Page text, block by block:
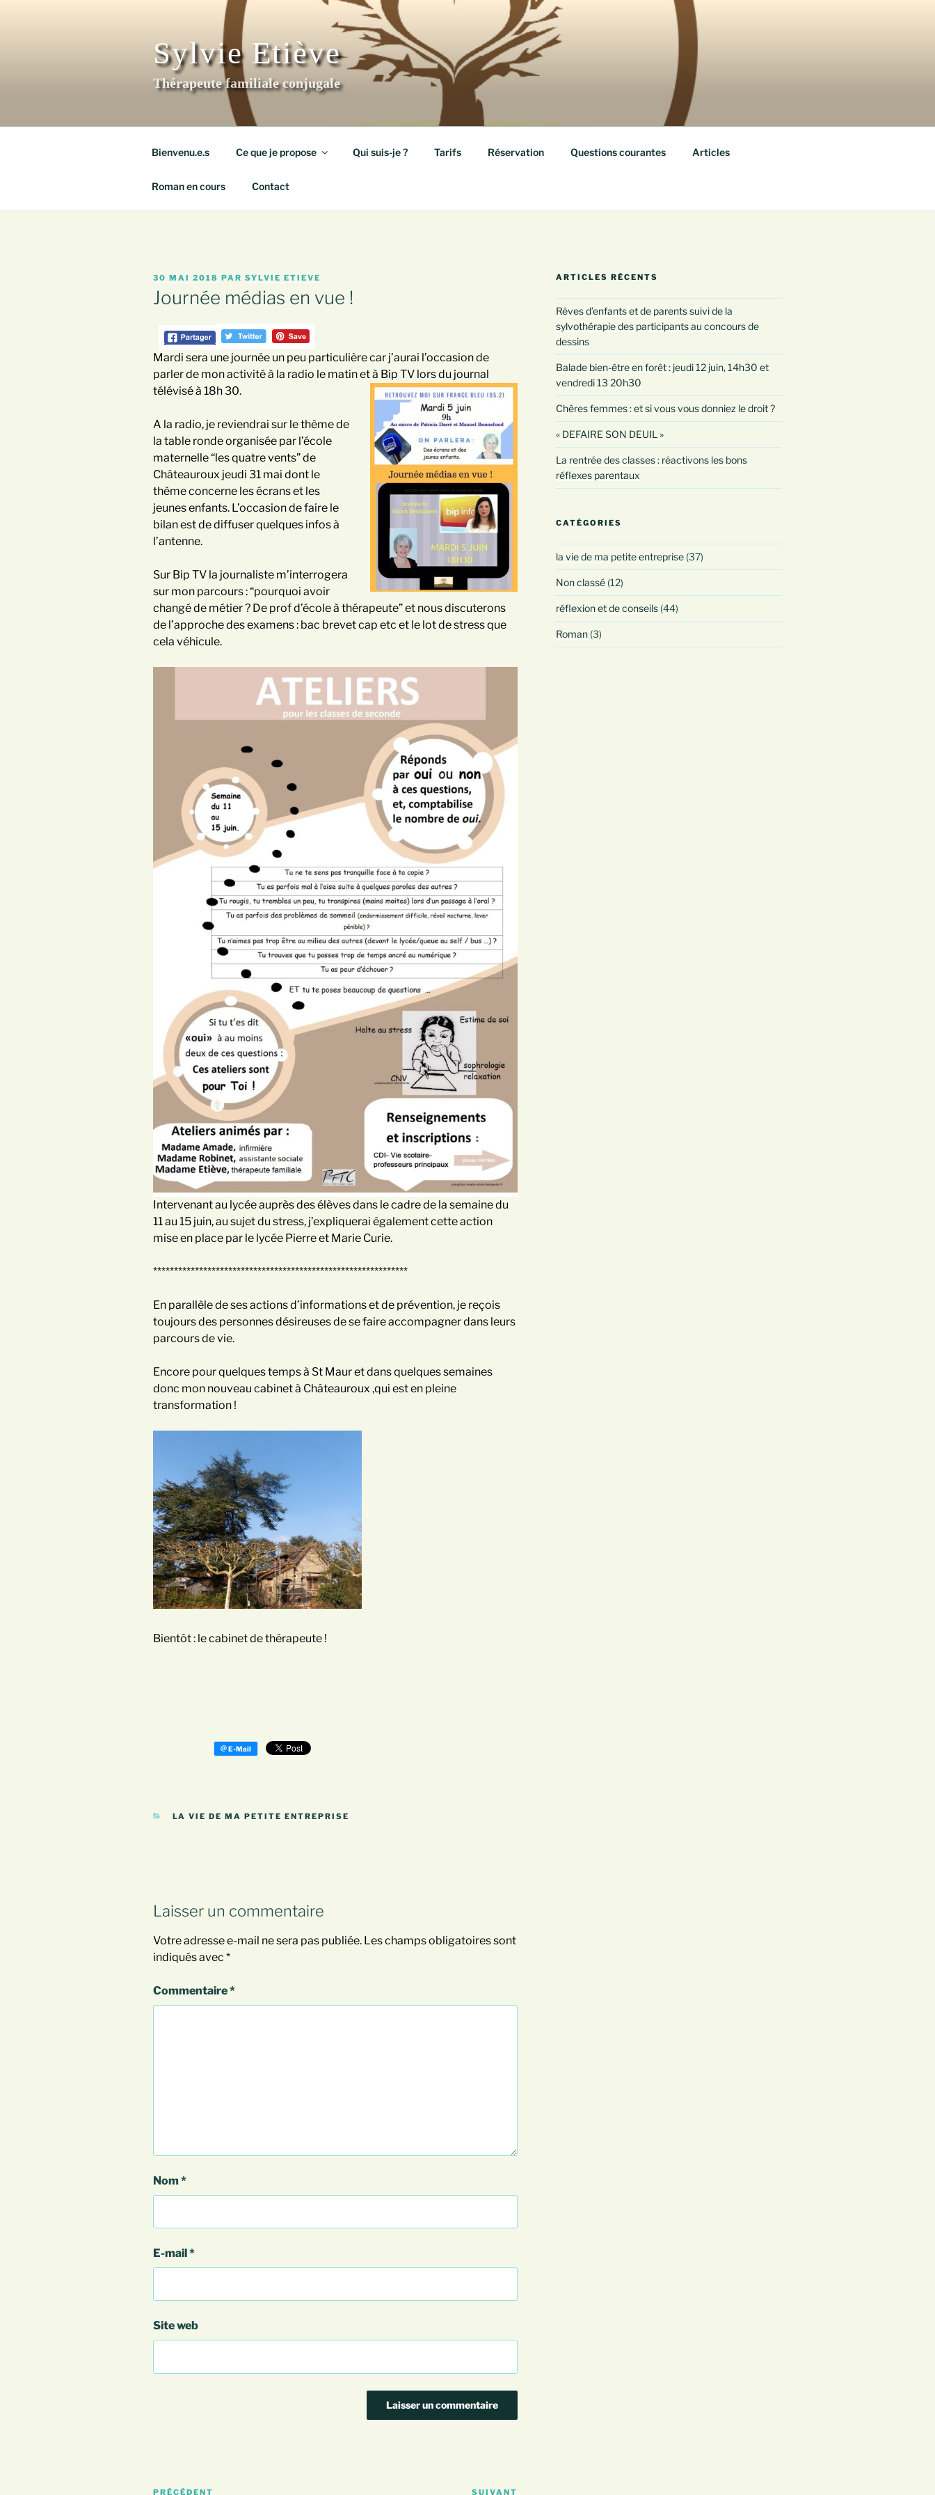
Sylvie Etiève
Thérapeute familiale conjugale
Bienvenu.e.s Ce que je propose Qui suis-je ? Tarifs Réservation Questions courantes Articles
Roman en cours Contact
PUBLIÉ
LE
30 MAI 2018 PAR SYLVIE ETIEVE
Journée médias en vue !
Mardi sera une journée un peu particulière car j’aurai l’occasion de
parler de mon activité à la radio le matin et à Bip TV lors du journal
télévisé à 18h 30.
A la radio, je reviendrai sur le thème de
la table ronde organisée par l’école
maternelle “les quatre vents” de
Châteauroux jeudi 31 mai dont le
thème concerne les écrans et les
jeunes enfants. L’occasion de faire le
bilan est de diffuser quelques infos à
l’antenne.
Sur Bip TV la journaliste m’interrogera
sur mon parcours : “pourquoi avoir
changé de métier ? De prof d’école à thérapeute” et nous discuterons
de l’approche des examens : bac brevet cap etc et le lot de stress que
cela véhicule.
Intervenant au lycée auprès des élèves dans le cadre de la semaine du
11 au 15 juin, au sujet du stress, j’expliquerai également cette action
mise en place par le lycée Pierre et Marie Curie.
*************************************************************
En parallèle de ses actions d’informations et de prévention, je reçois
toujours des personnes désireuses de se faire accompagner dans leurs
parcours de vie.
Encore pour quelques temps à St Maur et dans quelques semaines
donc mon nouveau cabinet à Châteauroux ,qui est en pleine
transformation !
Bientôt : le cabinet de thérapeute !
CATÉGORIES
LA VIE DE MA PETITE ENTREPRISE
Laisser un commentaire
Votre adresse e-mail ne sera pas publiée. Les champs obligatoires sont
indiqués avec *
Commentaire*
Nom *
E-mail*
Site web
Navigation
PRÉCÉDENT SUIVANT
ARTICLES RÉCENTS
Rêves d’enfants et de parents suivi de la
sylvothérapie des participants au concours de
dessins
Balade bien-être en forêt : jeudi 12 juin, 14h30 et
vendredi 13 20h30
Chères femmes : et si vous vous donniez le droit ?
« DEFAIRE SON DEUIL »
La rentrée des classes : réactivons les bons
réflexes parentaux
CATÉGORIES
la vie de ma petite entreprise(37)
Non classé(12)
réflexion et de conseils(44)
Roman(3)